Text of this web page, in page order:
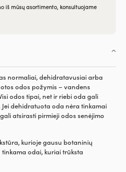
iš mūsų asortimento, konsultuojame
normaliai, dehidratavusiai arba
odos požymis – vandens
odos tipai, net ir riebi oda gali
dehidratuota oda nėra tinkamai
atsirasti pirmieji odos senėjimo
kurioje gausu botaninių
odai, kuriai trūksta